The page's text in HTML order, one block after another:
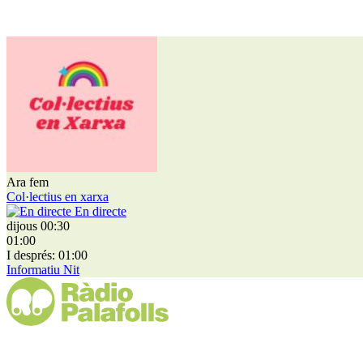
Ara fem
Col·lectius en xarxa
En directe
dijous 00:30
01:00
I després: 01:00
Informatiu Nit